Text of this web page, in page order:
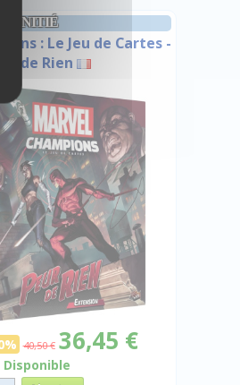
INITIÉ
: Le Jeu de Cartes -
de Rien
40,50 € 36,45 €
Disponible